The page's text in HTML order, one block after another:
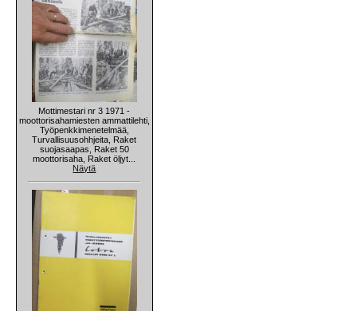
Mottimestari nr 3 1971 -
moottorisahamiesten ammattilehti,
Työpenkkimenetelmää,
Turvallisuusohhjeita, Raket
suojasaapas, Raket 50
moottorisaha, Raket öljyt...
Näytä